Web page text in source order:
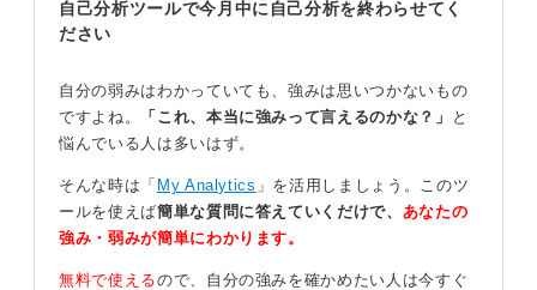
たとえば、ぜひ勤務したいと思っているような第一志望
一方で、ある程度簡単に内定が出る企業や滑り止めとし
て受けた企業からの内定であれば、そこまで難しいもの
最後は自分の軸で選び納得できる決断をすることが
自己分析ツールで今月中に自己分析を終わらせてく
ださい
自分の弱みはわかっていても、強みは思いつかないもの
ですよね。
「これ、本当に強みって言えるのかな？」
と
悩んでいる人は多いはず。
そんな時は「 My Analytics 」を活用しましょう。このツ
ールを使えば簡単な質問に答えていくだけで、 あなたの
強み・弱みが簡単にわかります。
無料で使えるので、自分の強みを確かめたい人は今すぐ